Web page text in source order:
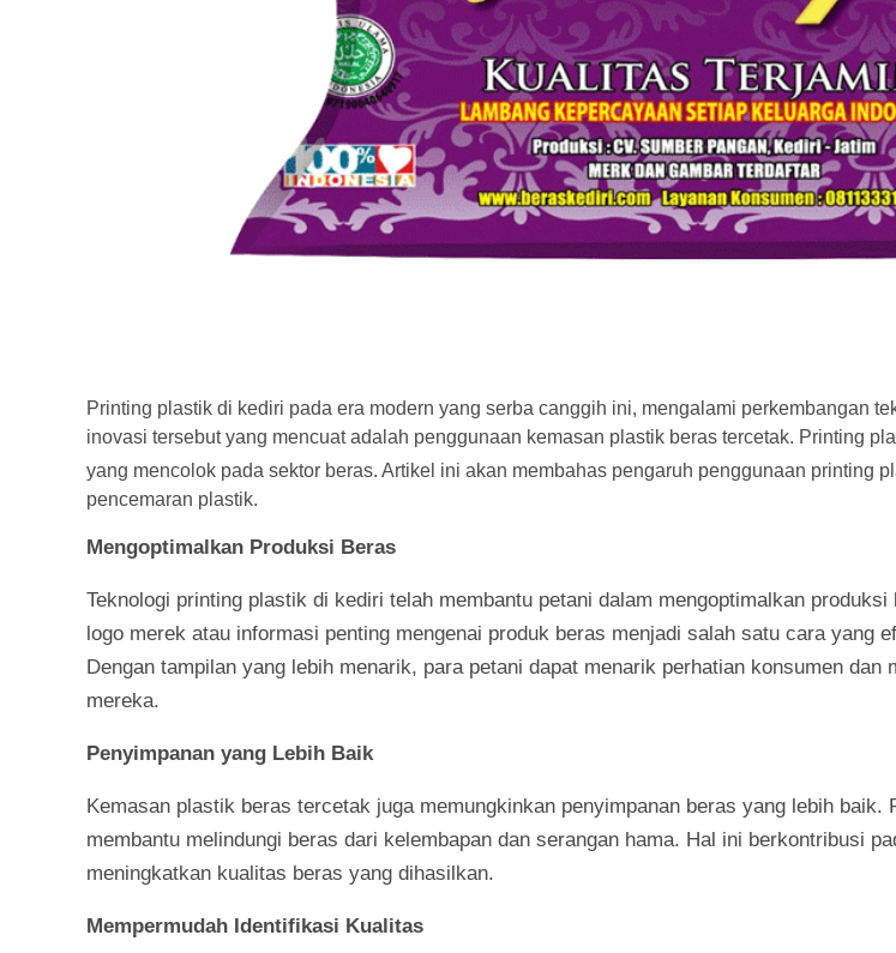
Printing plastik di kediri pada era modern yang serba canggih ini, mengalami perkembangan
inovasi tersebut yang mencuat adalah penggunaan kemasan plastik beras tercetak. Printing
yang mencolok pada sektor beras. Artikel ini akan membahas pengaruh penggunaan printing
pencemaran plastik.
Mengoptimalkan Produksi Beras
Teknologi printing plastik di kediri telah membantu petani dalam mengoptimalkan
logo merek atau informasi penting mengenai produk beras menjadi salah satu cara yang
Dengan tampilan yang lebih menarik, para petani dapat menarik perhatian konsumen dan
mereka.
Penyimpanan yang Lebih Baik
Kemasan plastik beras tercetak juga memungkinkan penyimpanan beras yang lebih
membantu melindungi beras dari kelembapan dan serangan hama. Hal ini berkontribusi
meningkatkan kualitas beras yang dihasilkan.
Mempermudah Identifikasi Kualitas